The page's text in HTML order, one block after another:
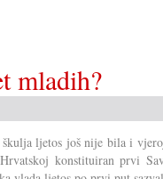
mladih?
ljetos još nije bila i
konstituiran prvi